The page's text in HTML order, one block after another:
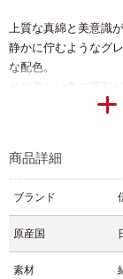
上質な真綿と美意識
静かに佇むようなグ
な配色。
その美しい色の調和
素材には手引きの真
としても心地よく楽
無地感覚で帯合わせ
商品詳細
ブランド
原産国
素材